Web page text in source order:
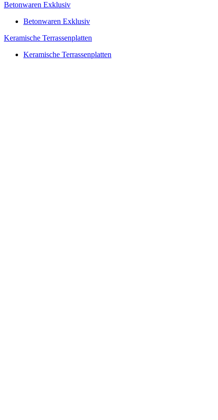
Betonwaren Exklusiv
Betonwaren Exklusiv
Keramische Terrassenplatten
Keramische Terrassenplatten